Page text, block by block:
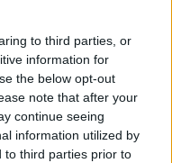
to third parties, or
information for
the below opt-out
note that after your
continue seeing
information utilized by
to third parties prior to
επόμενη νομοθετική
εκπροσώπων
Επιτροπή
«η ενεργός
βασική